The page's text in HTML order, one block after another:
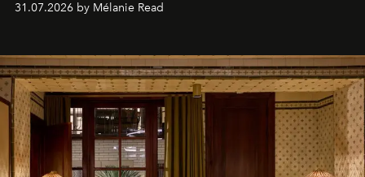
31.07.2026 by Mélanie Read